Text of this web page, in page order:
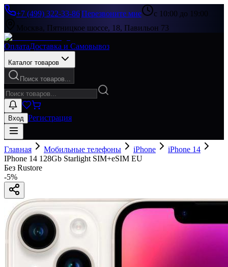
+7 (499) 322-33-86|Перезвоните мне
с 10:00 до 19:00
Москва, Пятницкое шоссе, 18, Павильон 73
ОплатаДоставка и Самовывоз
Каталог товаров
Поиск товаров...
Вход Регистрация
Главная Мобильные телефоны iPhone
iPhone 14
IPhone 14 128Gb Starlight SIM+eSIM EU
Без Rustore
-5%